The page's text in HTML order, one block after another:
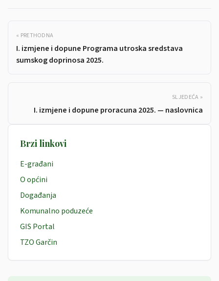
« PRETHODNA
I. izmjene i dopune Programa utroska sredstava
sumskog doprinosa 2025.
SLJEDEĆA »
I. izmjene i dopune proracuna 2025. — naslovnica
Brzi linkovi
E-građani
O općini
Događanja
Komunalno poduzeće
GIS Portal
TZO Garčin